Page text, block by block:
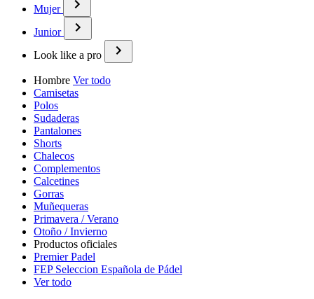
Mujer
Junior
Look like a pro
Hombre Ver todo
Camisetas
Polos
Sudaderas
Pantalones
Shorts
Chalecos
Complementos
Calcetines
Gorras
Muñequeras
Primavera / Verano
Otoño / Invierno
Productos oficiales
Premier Padel
FEP Seleccion Española de Pádel
Ver todo